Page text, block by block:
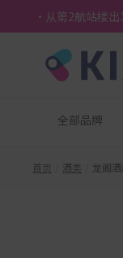
・从第2航站楼
全部品牌
首页 酒类 龙阁